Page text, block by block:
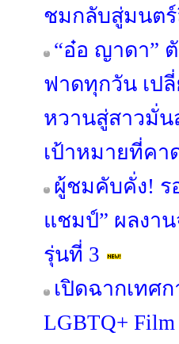
ชมกลับสู่มนตร์
“อ๋อ ญาดา”
ฟาดทุกวัน เป
หวานสู่สาวมั่
เป้าหมายที่คา
ผู้ชมคับคั่ง! ร
แชมป์” ผลงาน
รุ่นที่ 3
เปิดฉากเทศก
LGBTQ+